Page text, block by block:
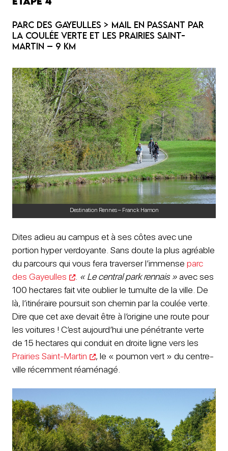
Parc des Gayeulles > Mail en passant par
la coulée verte et les Prairies Saint-
Martin – 9 km
Destination Rennes – Franck Hamon
Dites adieu au campus et à ses côtes avec une
portion hyper verdoyante. Sans doute la plus agréable
du parcours qui vous fera traverser l’immense parc
des Gayeulles
. « Le central park rennais »avec ses
100 hectares fait vite oublier le tumulte de la ville. De
là, l’itinéraire poursuit son chemin par la coulée verte.
Dire que cet axe devait être à l’origine une route pour
les voitures ! C’est aujourd’hui une pénétrante verte
de 15 hectares qui conduit en droite ligne vers les
Prairies Saint-Martin
, le « poumon vert » du centre-
ville récemment réaménagé.